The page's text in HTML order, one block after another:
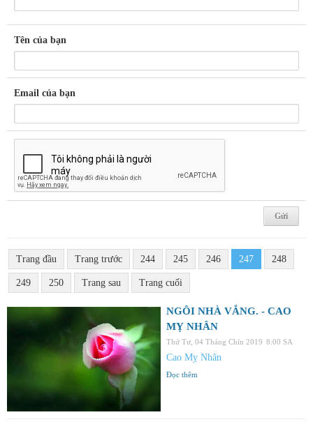
Tên của bạn
Email của bạn
Trang đầu Trang trước 244 245 246 247 248
249 250 Trang sau Trang cuối
NGÔI NHÀ VẮNG. - CAO
MỴ NHÂN
Thứ Tư, 04 Tháng Chín 2019 8:00 SA
Cao Mỵ Nhân
Đọc thêm